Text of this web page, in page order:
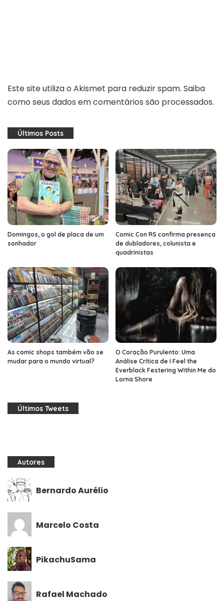
Este site utiliza o Akismet para reduzir spam. Saiba
como seus dados em comentários são processados.
Últimos Posts
Domingos, o gol de placa de um
sonhador
Comic Con RS confirma presença
de dubladores, colunista e
quadrinistas
As comic shops também vão se
mudar para o mundo virtual?
O Coração Purulento: Uma
Análise Crítica de I Feel the
Everblack Festering Within Me do
Lorna Shore
Últimos Tweets
Autores
Bernardo Aurélio
Marcelo Costa
PikachuSama
Rafael Machado